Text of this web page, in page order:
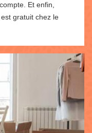
Et enfin,
gratuit chez le